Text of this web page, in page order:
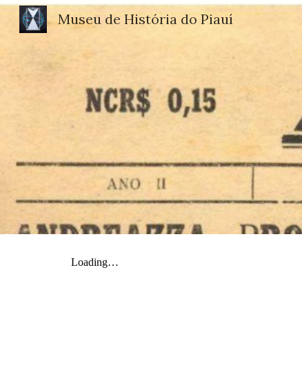
Museu de História do Piauí